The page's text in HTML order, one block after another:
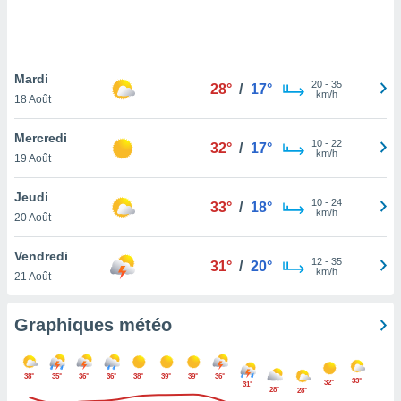
pas
de
à
cas,
que
sur le
que
ne
Mardi
18 Août
28° / 17° 20- 35
km/h
Mercredi
19 Août
32° / 17° 10- 22
km/h
Jeudi
20 Août
33° / 18° 10- 24
km/h
Vendredi
21 Août
31° / 20° 12- 35
km/h
Graphiques météo
38° 35° 36° 36° 38° 39° 39°
36°
31°
28° 28°
32° 33°